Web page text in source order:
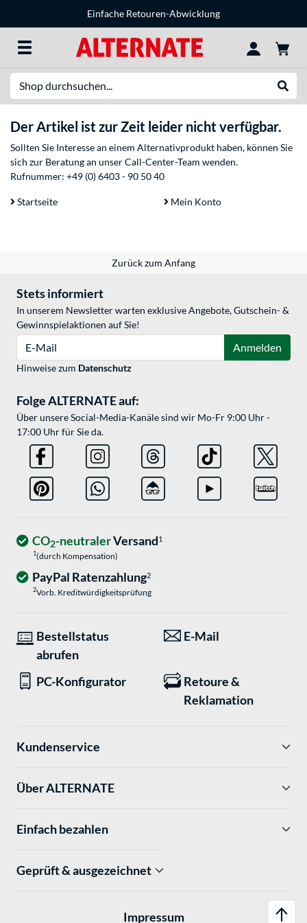
Einfache Retouren-Abwicklung
Der Artikel ist zur Zeit leider nicht verfügbar.
Sollten Sie Interesse an einem Alternativprodukt haben, können Sie
sich zur Beratung an unser Call-Center-Team wenden.
Rufnummer: +49 (0) 6403 - 90 50 40
Startseite Mein Konto
Zurück zum Anfang
Stets informiert
In unserem Newsletter warten exklusive Angebote, Gutschein- &
Gewinnspielaktionen auf Sie!
Anmelden
Hinweise zum Datenschutz
Folge ALTERNATE auf:
Über unsere Social-Media-Kanäle sind wir Mo-Fr 9:00 Uhr -
17:00 Uhr für Sie da.
CO2-neutralerVersand1
1(durch Kompensation)
PayPal Ratenzahlung2
2Vorb. Kreditwürdigkeitsprüfung
Bestellstatus
abrufen
E-Mail
PC-Konfigurator
Retoure &
Reklamation
Kundenservice
Über ALTERNATE
Einfach bezahlen
Geprüft & ausgezeichnet
Impressum